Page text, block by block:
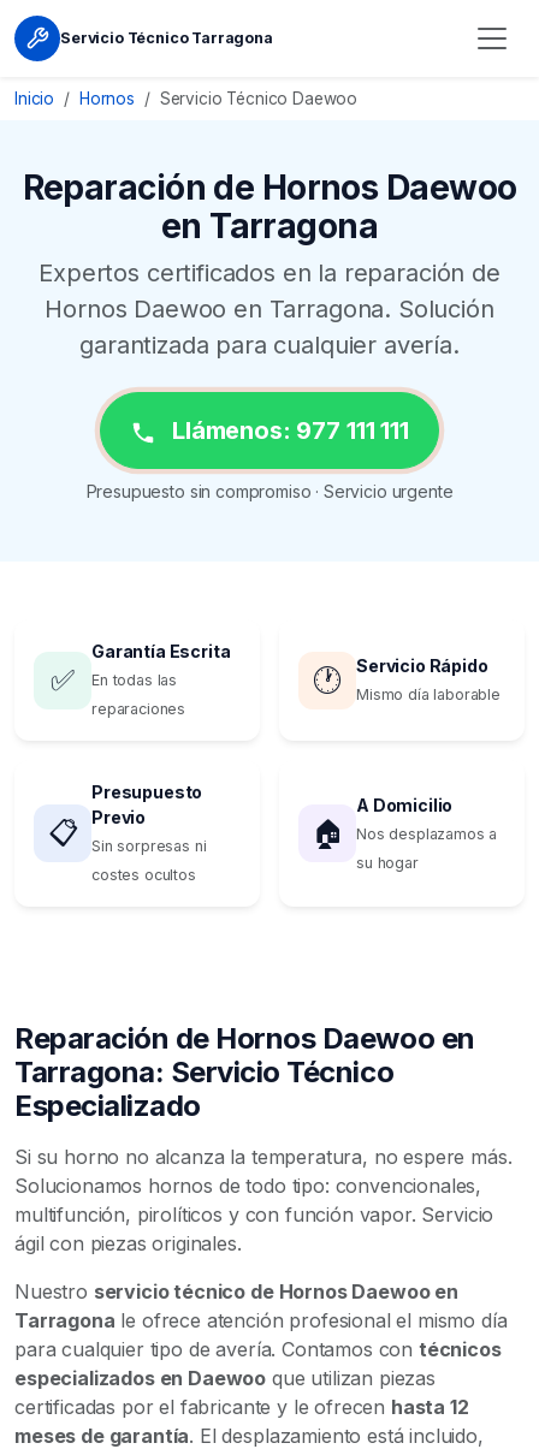
Servicio Técnico Tarragona
Inicio Hornos Servicio Técnico Daewoo
Reparación de Hornos Daewoo
en Tarragona
Expertos certificados en la reparación de
Hornos Daewoo en Tarragona. Solución
garantizada para cualquier avería.
Llámenos: 977 111 111
Presupuesto sin compromiso · Servicio urgente
✅
Garantía Escrita
En todas las
reparaciones
🕐 Servicio Rápido
Mismo día laborable
📋
Presupuesto
Previo
Sin sorpresas ni
costes ocultos
🏠
A Domicilio
Nos desplazamos a
su hogar
Reparación de Hornos Daewoo en
Tarragona: Servicio Técnico
Especializado
Si su horno no alcanza la temperatura, no espere más.
Solucionamos hornos de todo tipo: convencionales,
multifunción, pirolíticos y con función vapor. Servicio
ágil con piezas originales.
Nuestro servicio técnico de Hornos Daewoo en
Tarragona le ofrece atención profesional el mismo día
para cualquier tipo de avería. Contamos con técnicos
especializados en Daewoo que utilizan piezas
certificadas por el fabricante y le ofrecen hasta 12
meses de garantía. El desplazamiento está incluido,